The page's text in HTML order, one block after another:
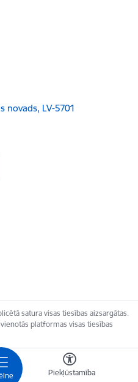
Piekļūstamība
novads, LV-5701
satura visas tiesības aizsargātas.
platformas visas tiesības